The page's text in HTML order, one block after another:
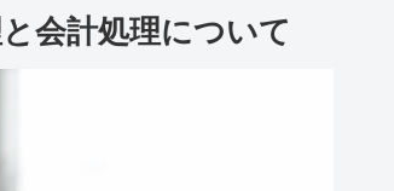
会計処理について